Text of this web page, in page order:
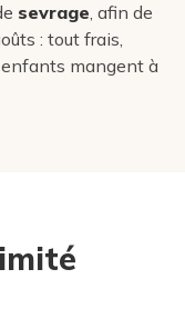
sevrage, afin de
: tout frais,
enfants mangent à